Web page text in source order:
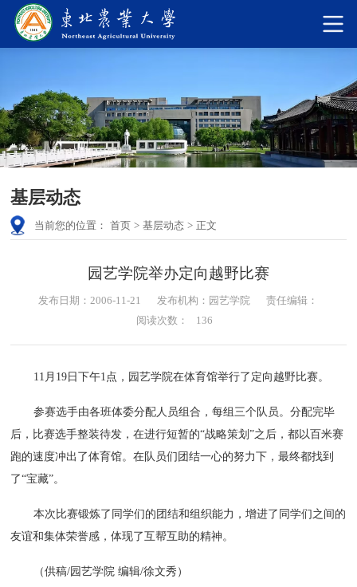
基层动态
当前您的位置： 首页 > 基层动态 > 正文
园艺学院举办定向越野比赛
发布日期：2006-11-21 发布机构：园艺学院
责任编辑：
阅读次数：
136
11月19日下午1点，园艺学院在体育馆举行了定向越野比赛。
参赛选手由各班体委分配人员组合，每组三个队员。分配完毕
后，比赛选手整装待发，在进行短暂的“战略策划”之后，都以百米赛
跑的速度冲出了体育馆。在队员们团结一心的努力下，最终都找到
了“宝藏”。
本次比赛锻炼了同学们的团结和组织能力，增进了同学们之间的
友谊和集体荣誉感，体现了互帮互助的精神。
（供稿/园艺学院 编辑/徐文秀）